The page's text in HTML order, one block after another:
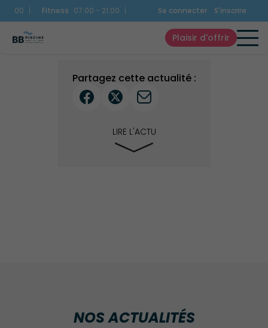
| Fitness:07:00 - 21:00 | Bien-Être:10:00 - 20:45 | Snack
Se connecter S'inscrire
Plaisir d'offrir
Partagez cette actualité :
LIRE L'ACTU
NOS ACTUALITÉS